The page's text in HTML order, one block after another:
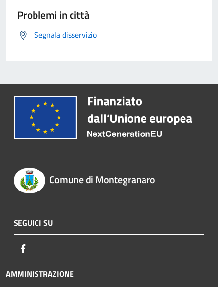
Problemi in città
Segnala disservizio
Comune di Montegranaro
SEGUICI SU
AMMINISTRAZIONE